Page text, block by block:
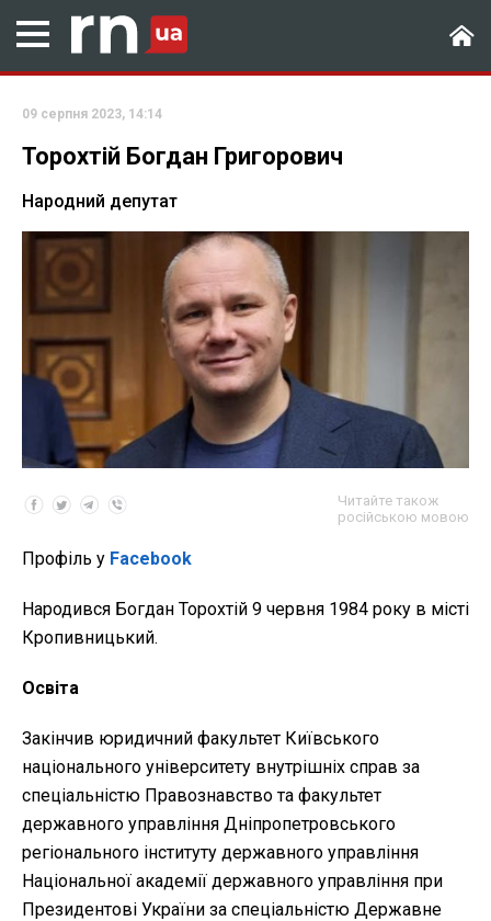
09 серпня 2023, 14:14
Торохтій Богдан Григорович
Народний депутат
Читайте також
російською мовою
Профіль у Facebook
Народився Богдан Торохтій 9 червня 1984 року в місті
Кропивницький.
Освіта
Закінчив юридичний факультет Київського
національного університету внутрішніх справ за
спеціальністю Правознавство та факультет
державного управління Дніпропетровського
регіонального інституту державного управління
Національної академії державного управління при
Президентові України за спеціальністю Державне